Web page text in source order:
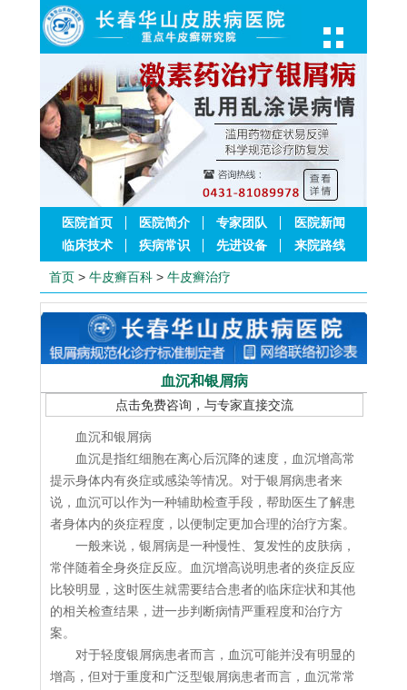
医院首页 医院简介 专家团队
医院新闻
临床技术
疾病常识 先进设备 来院路线
首页 > 牛皮癣百科 > 牛皮癣治疗
血沉和银屑病
点击免费咨询，与专家直接交流
血沉和银屑病
血沉是指红细胞在离心后沉降的速度，血沉增高常
提示身体内有炎症或感染等情况。对于银屑病患者来
说，血沉可以作为一种辅助检查手段，帮助医生了解患
者身体内的炎症程度，以便制定更加合理的治疗方案。
一般来说，银屑病是一种慢性、复发性的皮肤病，
常伴随着全身炎症反应。血沉增高说明患者的炎症反应
比较明显，这时医生就需要结合患者的临床症状和其他
的相关检查结果，进一步判断病情严重程度和治疗方
案。
对于轻度银屑病患者而言，血沉可能并没有明显的
增高，但对于重度和广泛型银屑病患者而言，血沉常常